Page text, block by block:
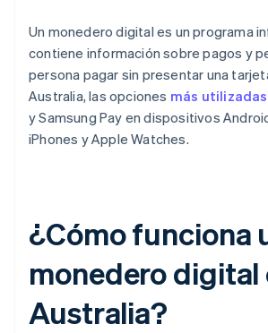
Un monedero digital es un programa
contiene información sobre pagos y
persona pagar sin presentar una
Australia, las opciones más utilizadas
y Samsung Pay en dispositivos
iPhones y Apple Watches.
¿Cómo funciona
monedero digital
Australia?